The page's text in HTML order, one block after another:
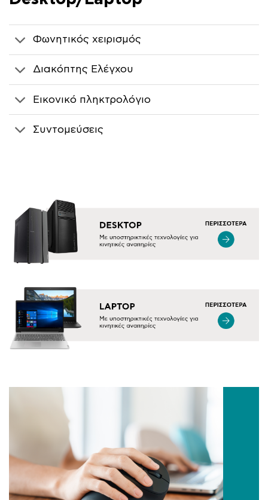
Φωνητικός χειρισμός
Διακόπτης Ελέγχου
Εικονικό πληκτρολόγιο
Συντομεύσεις